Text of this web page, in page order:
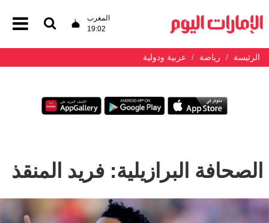
المغرب
19:02
الرئيسة رياضة عربية ودولية
الصحافة البرازيلية: فريد المنقذ